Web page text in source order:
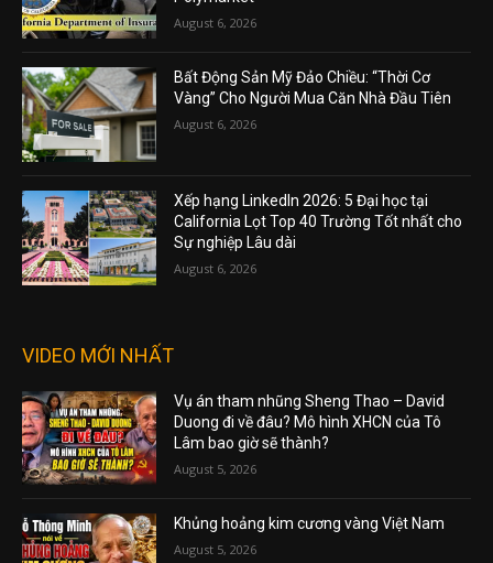
August 6, 2026
Bất Động Sản Mỹ Đảo Chiều: “Thời Cơ
Vàng” Cho Người Mua Căn Nhà Đầu Tiên
August 6, 2026
Xếp hạng LinkedIn 2026: 5 Đại học tại
California Lọt Top 40 Trường Tốt nhất cho
Sự nghiệp Lâu dài
August 6, 2026
VIDEO MỚI NHẤT
Vụ án tham nhũng Sheng Thao – David
Duong đi về đâu? Mô hình XHCN của Tô
Lâm bao giờ sẽ thành?
August 5, 2026
Khủng hoảng kim cương vàng Việt Nam
August 5, 2026